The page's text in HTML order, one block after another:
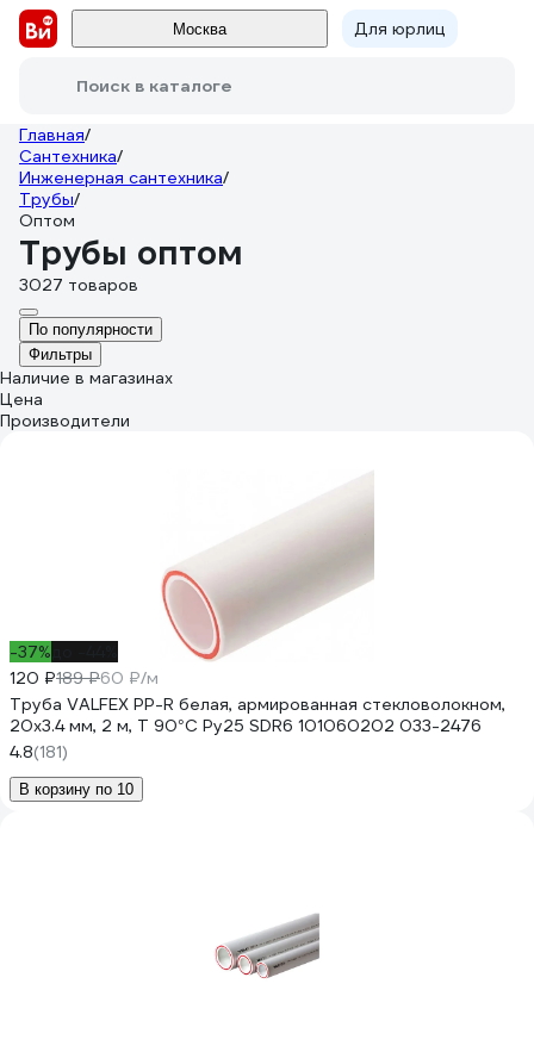
Москва Для юрлиц
Поиск в каталоге
Главная/
Сантехника/
Инженерная сантехника/
Трубы/
Оптом
Трубы оптом
3027 товаров
По популярности
Фильтры
Наличие в магазинах
Цена
Производители
-37%
120 ₽189 ₽60 ₽/м
Труба VALFEX PP-R белая, армированная стекловолокном,
20х3.4 мм, 2 м, Т 90°С Ру25 SDR6 101060202 033-2476
4.8(181)
В корзину по 10